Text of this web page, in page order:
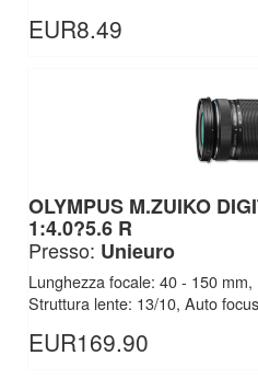
EUR8.49
OLYMPUS M.ZUIKO
1:4.0?5.6 R
Presso: Unieuro
Lunghezza focale: 40 - 150
Struttura lente: 13/10, Auto
EUR169.90